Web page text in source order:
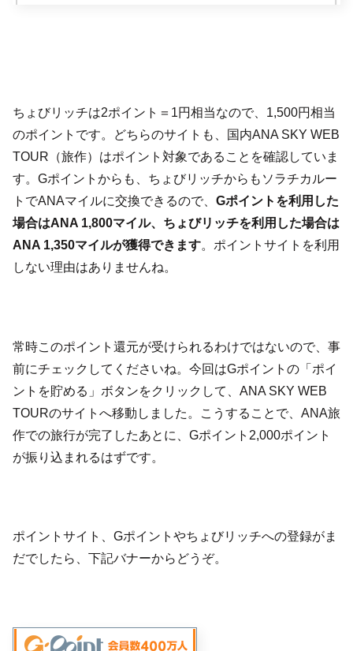
ちょびリッチは2ポイント＝1円相当なので、1,500円相当
のポイントです。どちらのサイトも、国内ANA SKY WEB
TOUR（旅作）はポイント対象であることを確認していま
す。Gポイントからも、ちょびリッチからもソラチカルー
トでANAマイルに交換できるので、 Gポイントを利用した
場合はANA 1,800マイル、ちょびリッチを利用した場合は
ANA 1,350マイルが獲得できます。ポイントサイトを利用
しない理由はありませんね。
常時このポイント還元が受けられるわけではないので、事
前にチェックしてくださいね。今回はGポイントの「ポイ
ントを貯める」ボタンをクリックして、ANA SKY WEB
TOURのサイトへ移動しました。こうすることで、ANA旅
作での旅行が完了したあとに、Gポイント2,000ポイント
が振り込まれるはずです。
ポイントサイト、Gポイントやちょびリッチへの登録がま
だでしたら、下記バナーからどうぞ。